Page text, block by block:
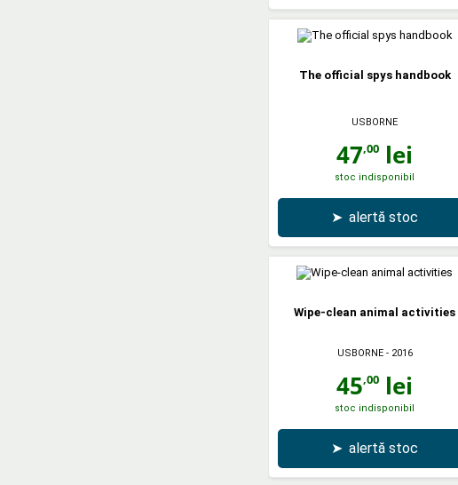
The official spys handbook
USBORNE
47,00 lei
stoc indisponibil
➤ alertă stoc
Wipe-clean animal activities
USBORNE- 2016
45,00 lei
stoc indisponibil
➤ alertă stoc